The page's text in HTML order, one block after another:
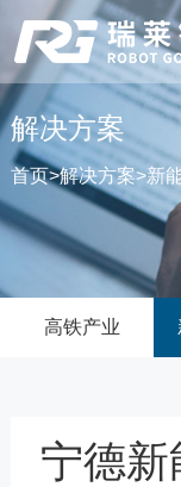
解决方案
首页>解决方案>新
高铁产业
宁德新